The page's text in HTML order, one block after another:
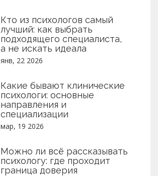
Кто из психологов самый
лучший: как выбрать
подходящего специалиста,
а не искать идеала
янв, 22 2026
Какие бывают клинические
психологи: основные
направления и
специализации
мар, 19 2026
Можно ли всё рассказывать
психологу: где проходит
граница доверия